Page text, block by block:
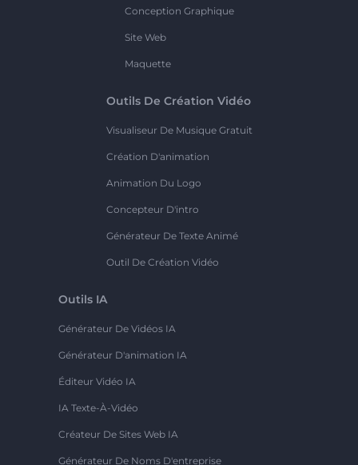
Conception Graphique
Site Web
Maquette
Outils De Création Vidéo
Visualiseur De Musique Gratuit
Création D'animation
Animation Du Logo
Concepteur D'intro
Générateur De Texte Animé
Outil De Création Vidéo
Outils IA
Générateur De Vidéos IA
Générateur D'animation IA
Éditeur Vidéo IA
IA Texte-À-Vidéo
Créateur De Sites Web IA
Générateur De Noms D'entreprise